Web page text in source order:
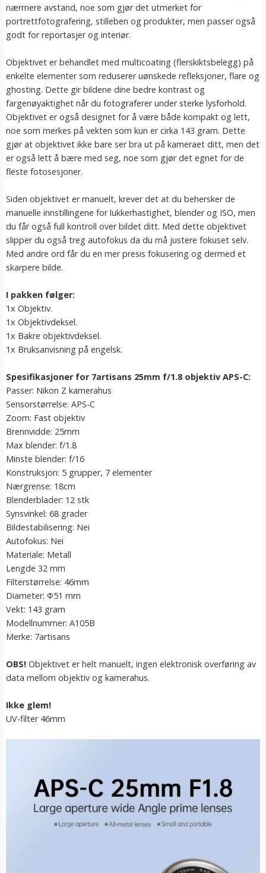
nærmere avstand, noe som gjør det utmerket for
portrettfotografering, stilleben og produkter, men passer også
godt for reportasjer og interiør.
Objektivet er behandlet med multicoating (flerskiktsbelegg) på
enkelte elementer som reduserer uønskede refleksjoner, flare og
ghosting. Dette gir bildene dine bedre kontrast og
fargenøyaktighet når du fotograferer under sterke lysforhold.
Objektivet er også designet for å være både kompakt og lett,
noe som merkes på vekten som kun er cirka 143 gram. Dette
gjør at objektivet ikke bare ser bra ut på kameraet ditt, men det
er også lett å bære med seg, noe som gjør det egnet for de
fleste fotosesjoner.
Siden objektivet er manuelt, krever det at du behersker de
manuelle innstillingene for lukkerhastighet, blender og ISO, men
du får også full kontroll over bildet ditt. Med dette objektivet
slipper du også treg autofokus da du må justere fokuset selv.
Med andre ord får du en mer presis fokusering og dermed et
skarpere bilde.
I pakken følger:
1x Objektiv.
1x Objektivdeksel.
1x Bakre objektivdeksel.
1x Bruksanvisning på engelsk.
Spesifikasjoner for 7artisans 25mm f/1.8 objektiv APS-C:
Passer: Nikon Z kamerahus
Sensorstørrelse: APS-C
Zoom: Fast objektiv
Brennvidde: 25mm
Max blender: f/1.8
Minste blender: f/16
Konstruksjon: 5 grupper, 7 elementer
Nærgrense: 18cm
Blenderblader: 12 stk
Synsvinkel: 68 grader
Bildestabilisering: Nei
Autofokus: Nei
Materiale: Metall
Lengde 32 mm
Filterstørrelse: 46mm
Diameter: Φ51 mm
Vekt: 143 gram
Modellnummer: A105B
Merke: 7artisans
OBS! Objektivet er helt manuelt, ingen elektronisk overføring av
data mellom objektiv og kamerahus.
Ikke glem!
UV-filter 46mm